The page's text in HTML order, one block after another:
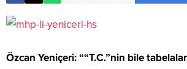
Özcan Yeniçeri: ““T.C.”nin bile